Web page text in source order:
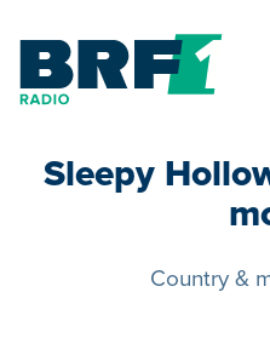
Sleepy
Country &